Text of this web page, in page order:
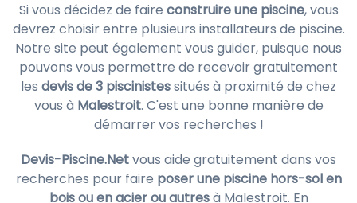
Si vous décidez de faire construire une piscine, vous
devrez choisir entre plusieurs installateurs de piscine.
Notre site peut également vous guider, puisque nous
pouvons vous permettre de recevoir gratuitement
les devis de 3 piscinistessitués à proximité de chez
vous à Malestroit. C'est une bonne manière de
démarrer vos recherches !
Devis-Piscine.Netvous aide gratuitement dans vos
recherches pour faire poser une piscine hors-sol en
bois ou en acier ou autresà Malestroit. En